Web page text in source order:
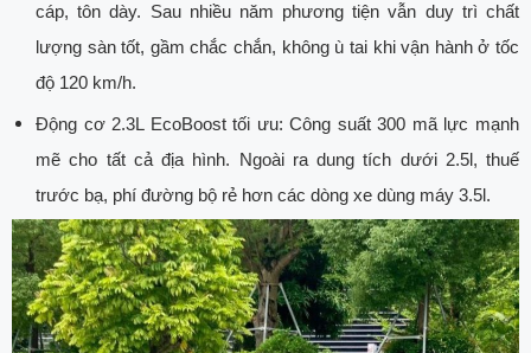
cáp, tôn dày. Sau nhiều năm phương tiện vẫn duy trì chất
lượng sàn tốt, gầm chắc chắn, không ù tai khi vận hành ở tốc
độ 120 km/h.
Động cơ 2.3L EcoBoost tối ưu: Công suất 300 mã lực mạnh
mẽ cho tất cả địa hình. Ngoài ra dung tích dưới 2.5l, thuế
trước bạ, phí đường bộ rẻ hơn các dòng xe dùng máy 3.5l.